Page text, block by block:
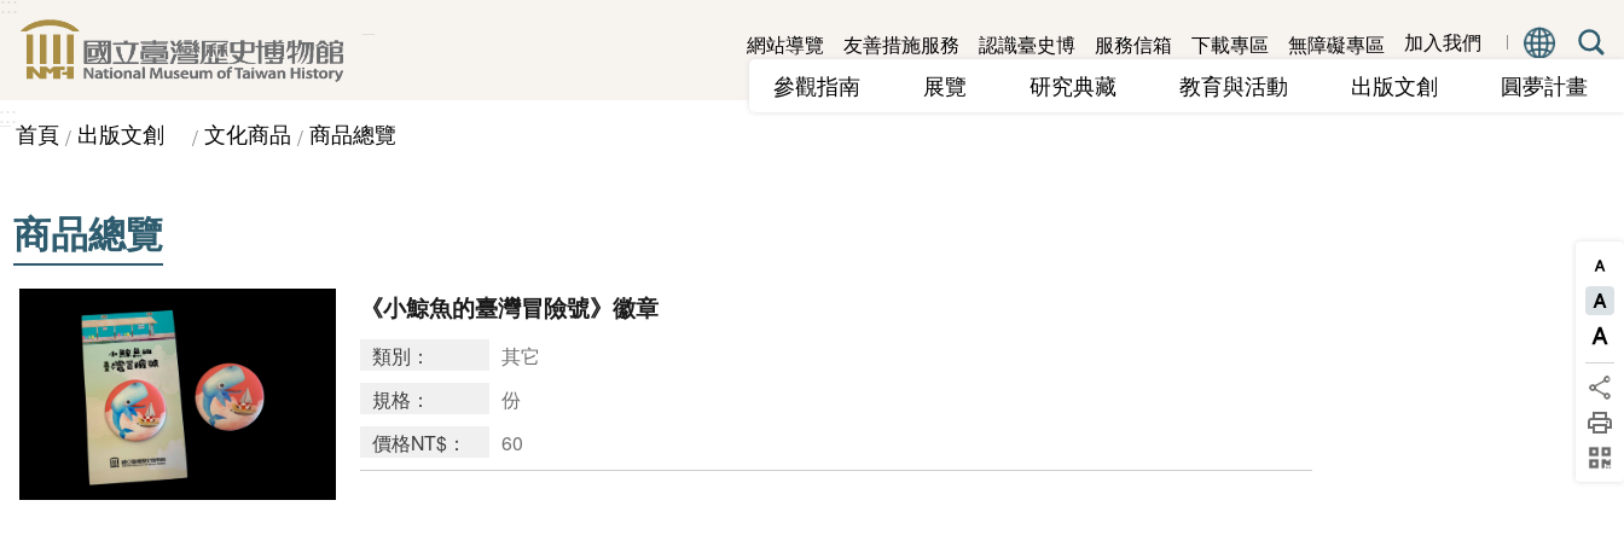
跳到主要內容區塊
網站導覽 友善措施服務 認識臺史博 服務信箱 下載專區 無障礙專區 加入我們
參觀指南 展覽 研究典藏 教育與活動 出版文創
圓夢計畫
:::
_
首頁 出版文創 文化商品 商品總覽
商品總覽
《小鯨魚的臺灣冒險號》徽章
類別：
其它
規格：
份
價格NT$：
60